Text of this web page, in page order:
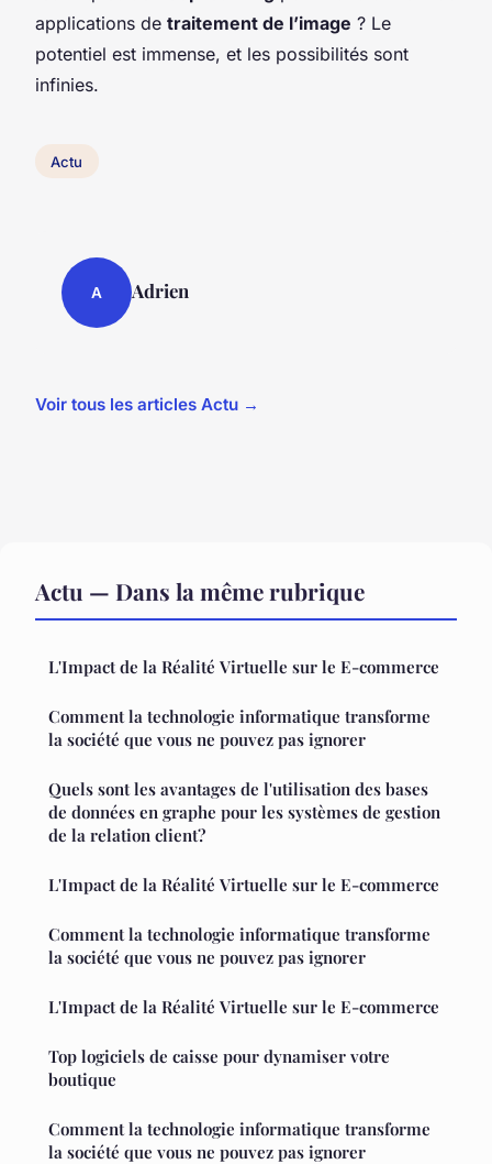
applications de traitement de l’image ? Le
potentiel est immense, et les possibilités sont
infinies.
Actu
A Adrien
Voir tous les articles Actu →
Actu — Dans la même rubrique
L'Impact de la Réalité Virtuelle sur le E-commerce
Comment la technologie informatique transforme
la société que vous ne pouvez pas ignorer
Quels sont les avantages de l'utilisation des bases
de données en graphe pour les systèmes de gestion
de la relation client?
L'Impact de la Réalité Virtuelle sur le E-commerce
Comment la technologie informatique transforme
la société que vous ne pouvez pas ignorer
L'Impact de la Réalité Virtuelle sur le E-commerce
Top logiciels de caisse pour dynamiser votre
boutique
Comment la technologie informatique transforme
la société que vous ne pouvez pas ignorer